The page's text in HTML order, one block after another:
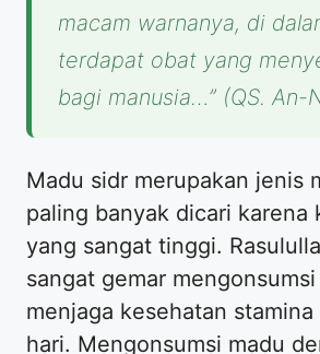
macam warnanya, di
terdapat obat yang
bagi manusia…” (QS. An-
Madu sidr merupakan jenis
paling banyak dicari karena
yang sangat tinggi.
sangat gemar
menjaga kesehatan
hari. Mengonsumsi madu